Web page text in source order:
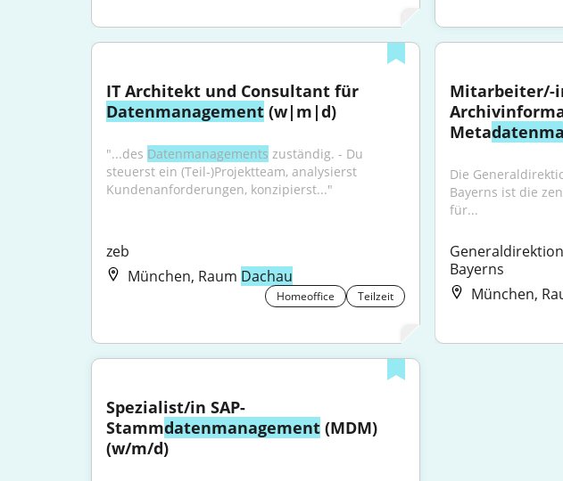
Datenmanagement (w|m|d)
"...des Datenmanagements zuständig. - Du
steuerst ein (Teil-)Projektteam, analysierst
Kundenanforderungen, konzipierst..."
zeb
München, Raum Dachau
Homeoffice Teilzeit
Mitarbeiter/-
Meta
Die
Bayerns ist die
für...
Bayerns
München,
Spezialist/in SAP-
Stammdatenmanagement (MDM)
(w/m/d)